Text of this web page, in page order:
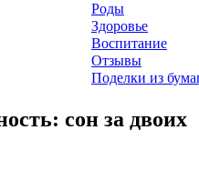
Роды
Здоровье
Воспитание
Отзывы
Поделки из
сон за двоих